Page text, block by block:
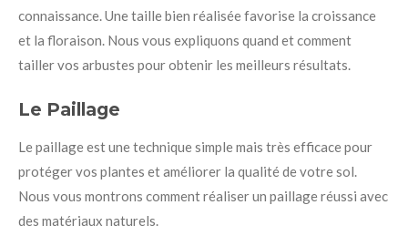
connaissance. Une taille bien réalisée favorise la croissance
et la floraison. Nous vous expliquons quand et comment
tailler vos arbustes pour obtenir les meilleurs résultats.
Le Paillage
Le paillage est une technique simple mais très efficace pour
protéger vos plantes et améliorer la qualité de votre sol.
Nous vous montrons comment réaliser un paillage réussi avec
des matériaux naturels.